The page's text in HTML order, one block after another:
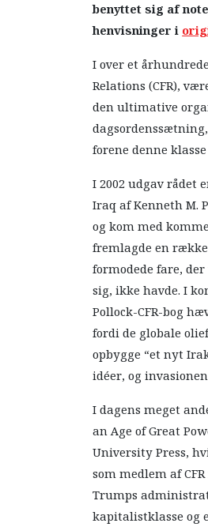
benyttet sig af
henvisninger i
I over et
Relations (CFR),
den ultimative
forene denne
I 2002 udgav rådet
Iraq af Kenneth M.
og kom med
fremlagde en
formodede fare,
sig, ikke havde. I
Pollock-CFR-bog
fordi de globale
opbygge “et nyt
idéer, og
I dagens meget
an Age of Great
University Press,
som medlem af
Trumps
kapitalistklasse og